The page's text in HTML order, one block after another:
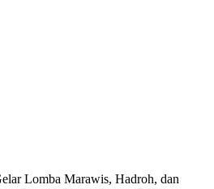
Lomba Marawis, Hadroh, dan